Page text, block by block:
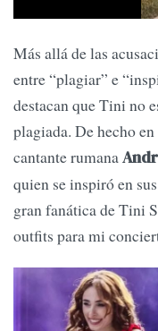
Más allá de las
entre “plagiar” e
destacan que Tini no
plagiada. De hecho
cantante rumana
quien se inspiró en
gran fanática de Tini
outfits para mi